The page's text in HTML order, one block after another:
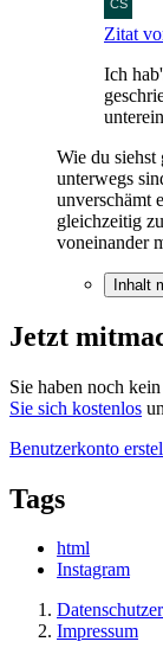
Zitat
Ich
Wie du siehst
unterwegs
unverschämt
gleichzeitig
voneinander
Inhalt
Jetzt
Sie haben noch
Sie sich kostenlos
Benutzerkonto
Tags
html
Instagram
Impressum